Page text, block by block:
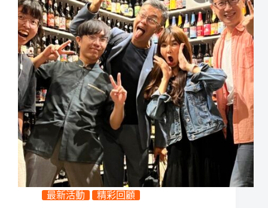
最新活動 精彩回顧